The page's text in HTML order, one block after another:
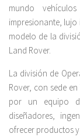
mundo
impresionante,
modelo de la
Land Rover.
La división de
Rover, con sede
por un equipo
diseñadores,
ofrecer productos